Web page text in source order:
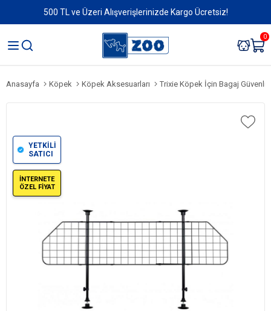
500 TL ve Üzeri Alışverişlerinizde Kargo Ücretsiz!
0
Anasayfa Köpek Köpek Aksesuarları Trixie Köpek İçin Bagaj
YETKİLİ
SATICI
İNTERNETE
ÖZEL FİYAT